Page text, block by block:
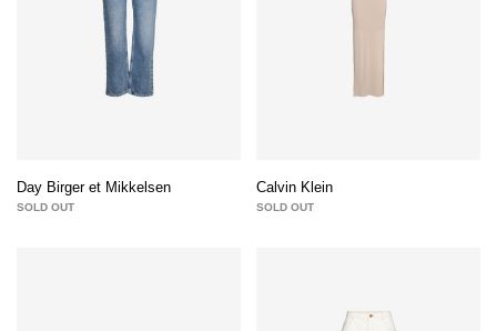
Day Birger et Mikkelsen
SOLD OUT
Calvin Klein
SOLD OUT